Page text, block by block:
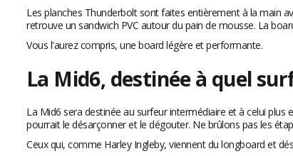
Les planches Thunderbolt sont faites entièrement à la main
retrouve un sandwich PVC autour du pain de mousse. La
Vous l'aurez compris, une board légère et performante.
La Mid6, destinée à quel
La Mid6 sera destinée au surfeur intermédiaire et à celui
pourrait le désarçonner et le dégouter. Ne brûlons pas les
Ceux qui, comme Harley Ingleby, viennent du longboard et